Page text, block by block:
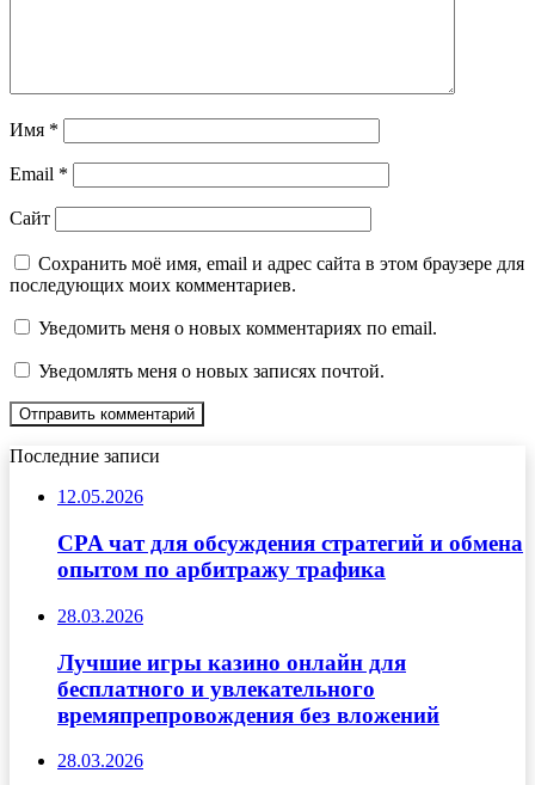
Имя *
Email *
Сайт
Сохранить моё имя, email и адрес сайта в этом браузере для
последующих моих комментариев.
Уведомить меня о новых комментариях по email.
Уведомлять меня о новых записях почтой.
Последние записи
12.05.2026
CPA чат для обсуждения стратегий и обмена
опытом по арбитражу трафика
28.03.2026
Лучшие игры казино онлайн для
бесплатного и увлекательного
времяпрепровождения без вложений
28.03.2026